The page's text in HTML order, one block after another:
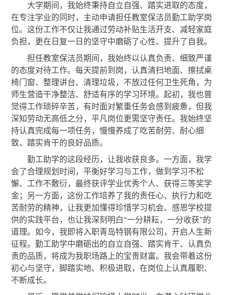
大学期间，我始终秉持自立自强、踏实进取的态度，
在专注学业的同时，主动申请担任教室保洁员勤工助学岗
位。这份工作不仅让我通过劳动补贴生活开支、减轻家庭
负担，更在日复一日的坚守中磨砺了心性、提升了自我。
担任教室保洁员期间，我始终以认真负责、细致严谨
的态度对待工作。每天提前到岗，认真清扫地面、擦拭桌
椅门窗、整理讲台、清理垃圾，不放过任何卫生死角，为
师生营造干净整洁、舒适有序的学习环境。起初，我也曾
觉得工作琐碎辛苦，有时面对繁重任务会感到疲惫，但我
深知劳动无高低之分，平凡岗位更需坚守责任。我始终坚
持认真完成每一项任务，慢慢养成了吃苦耐劳、耐心细
致、踏实肯干的良好品质。
勤工助学的这段经历，让我收获良多。一方面，我学
会了合理规划时间，平衡好学习与工作，做到学习不松
懈、工作不敷衍，最终获评学业优秀个人、获得三等奖学
金；另一方面，这份工作培养了我的责任心、执行力和吃
苦耐劳的精神，让我更加懂得珍惜学习机会、感恩学校提
供的实践平台，也让我深刻明白“一分耕耘，一分收获”的
道理。如今，我即将入职青岛特钢有限公司，开启人生新
征程。勤工助学中磨砺出的自立自强、踏实肯干、认真负
责的品质，将成为我职场路上的宝贵财富。我会带着这份
初心与坚守，脚踏实地、积极进取，在岗位上认真履职、
不断成长。